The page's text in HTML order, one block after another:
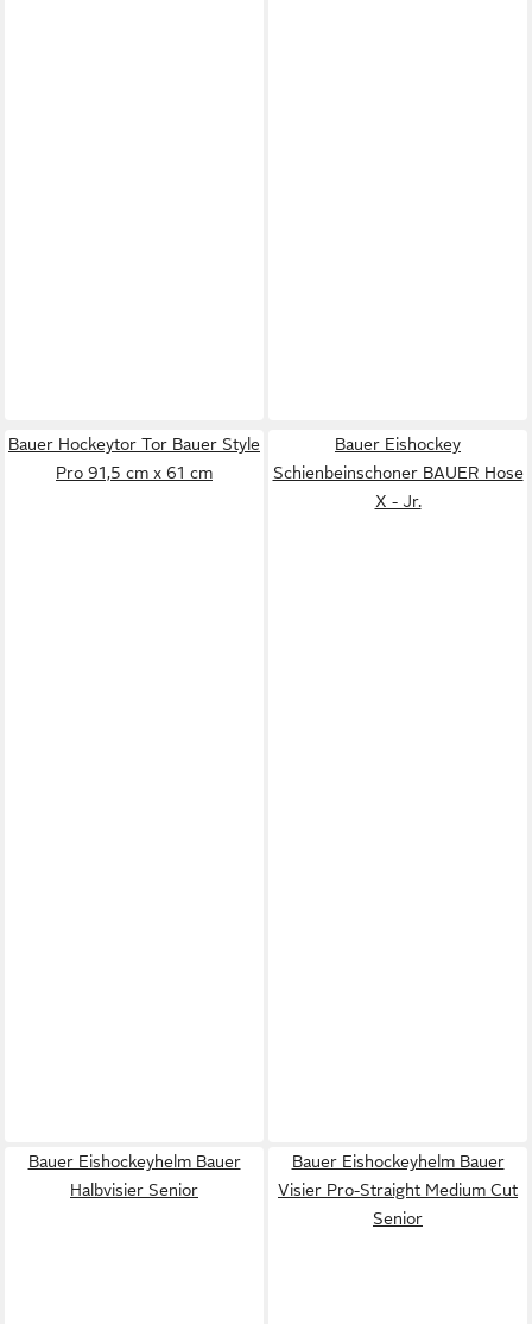
Bauer Hockeytor Tor Bauer Style
Pro 91,5 cm x 61 cm
Bauer Eishockey
Schienbeinschoner BAUER Hose
X - Jr.
Bauer Eishockeyhelm Bauer
Halbvisier Senior
Bauer Eishockeyhelm Bauer
Visier Pro-Straight Medium Cut
Senior